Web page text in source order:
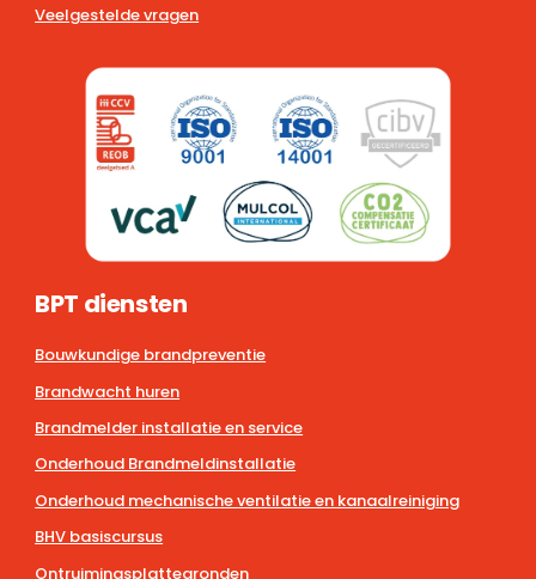
Veelgestelde vragen
BPT diensten
Bouwkundige brandpreventie
Brandwacht huren
Brandmelder installatie en service
Onderhoud Brandmeldinstallatie
Onderhoud mechanische ventilatie en kanaalreiniging
BHV basiscursus
Ontruimingsplattegronden